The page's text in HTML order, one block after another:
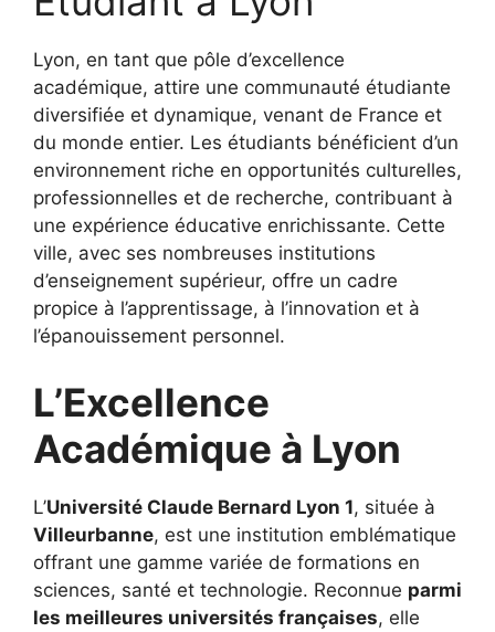
Lyon, en tant que pôle d’excellence
académique, attire une communauté étudiante
diversifiée et dynamique, venant de France et
du monde entier. Les étudiants bénéficient d’un
environnement riche en opportunités culturelles,
professionnelles et de recherche, contribuant à
une expérience éducative enrichissante. Cette
ville, avec ses nombreuses institutions
d’enseignement supérieur, offre un cadre
propice à l’apprentissage, à l’innovation et à
l’épanouissement personnel.
L’Excellence
Académique à Lyon
L’Université Claude Bernard Lyon 1, située à
Villeurbanne, est une institution emblématique
offrant une gamme variée de formations en
sciences, santé et technologie. Reconnue parmi
les meilleures universités françaises, elle